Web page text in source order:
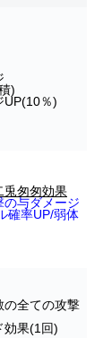
)
UP(10％)
兎匆匆効果
与ダメージ
確率UP/弱体
の全ての攻撃
効果(1回)